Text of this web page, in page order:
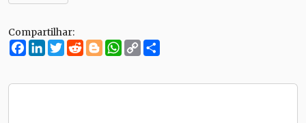
Compartilhar:
Facebook
LinkedIn
Twitter
RedditBloggerWhatsApp
Copy
Link